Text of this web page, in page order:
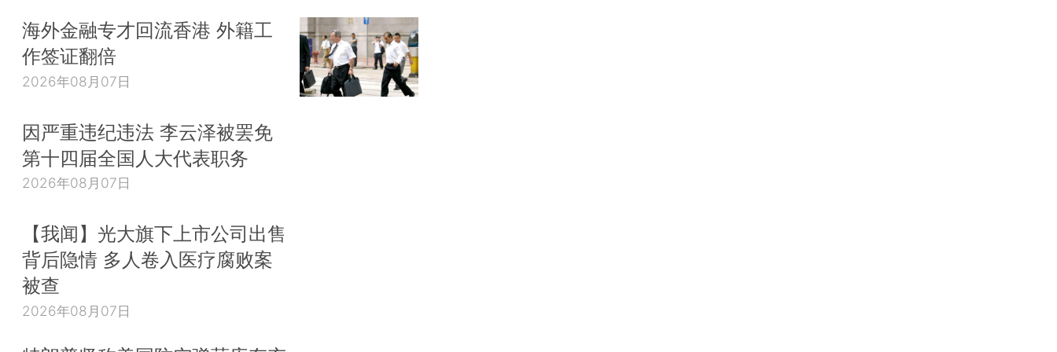
海外金融专才回流香港 外籍工
作签证翻倍
2026年08月07日
因严重违纪违法 李云泽被罢免
第十四届全国人大代表职务
2026年08月07日
【我闻】光大旗下上市公司出售
背后隐情 多人卷入医疗腐败案
被查
2026年08月07日